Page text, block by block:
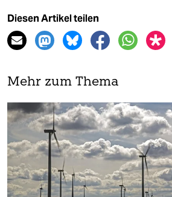
Diesen Artikel teilen
Mehr zum Thema